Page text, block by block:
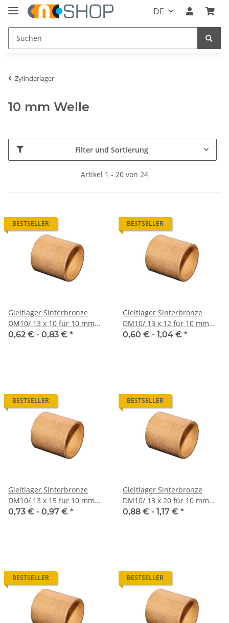
DE
Zylinderlager
10 mm Welle
Filter und Sortierung
Artikel 1 - 20 von 24
BESTSELLER
Gleitlager Sinterbronze
DM10/ 13 x 10 für 10 mm
Welle
0,62 € - 0,83 € *
BESTSELLER
Gleitlager Sinterbronze
DM10/ 13 x 12 für 10 mm
Welle
0,60 € - 1,04 € *
BESTSELLER
Gleitlager Sinterbronze
DM10/ 13 x 15 für 10 mm
Welle
0,73 € - 0,97 € *
BESTSELLER
Gleitlager Sinterbronze
DM10/ 13 x 20 für 10 mm
Welle
0,88 € - 1,17 € *
BESTSELLER BESTSELLER